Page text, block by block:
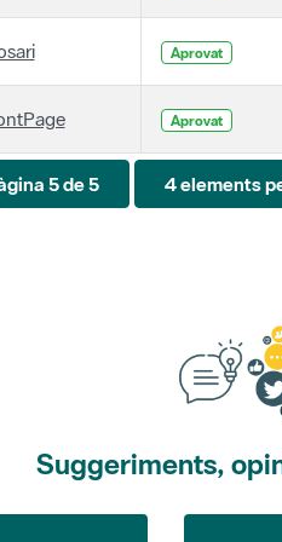
Aprovat
Aprovat
5 de 5 4 elements
Suggeriments,